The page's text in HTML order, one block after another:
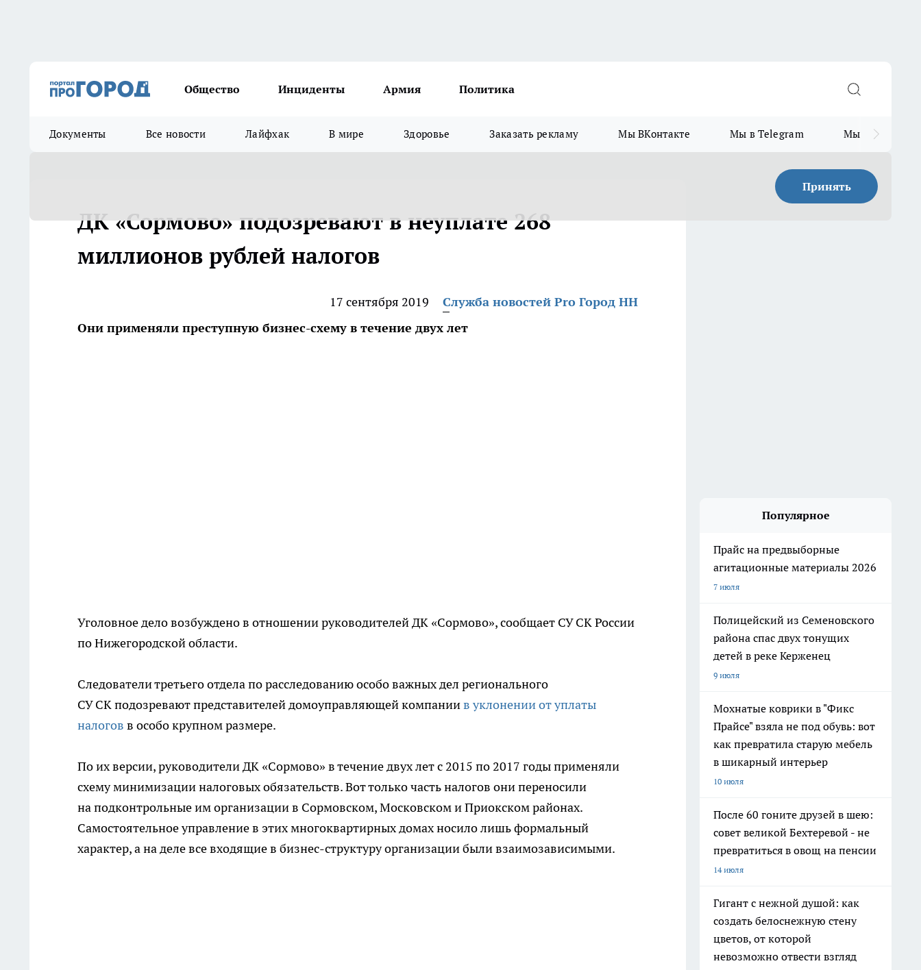
Общество Инциденты Армия Политика
Документы Все новости Лайфхак В мире Здоровье Заказать рекламу Мы ВКонтакте Мы в Telegram Мы в MAX
Принять
ДК «Сормово» подозревают в неуплате 268
миллионов рублей налогов
17 сентября 2019
Служба новостей Pro Город НН
Они применяли преступную бизнес-схему в течение двух лет
Уголовное дело возбуждено в отношении руководителей ДК «Сормово», сообщает СУ СК России
по Нижегородской области.
Следователи третьего отдела по расследованию особо важных дел регионального
СУ СК подозревают представителей домоуправляющей компаниив уклонении от уплаты
налогов в особо крупном размере.
По их версии, руководители ДК «Сормово» в течение двух лет с 2015 по 2017 годы применяли
схему минимизации налоговых обязательств. Вот только часть налогов они переносили
на подконтрольные им организации в Сормовском, Московском и Приокском районах.
Самостоятельное управление в этих многоквартирных домах носило лишь формальный
характер, а на деле все входящие в бизнес-структуру организации были взаимозависимыми.
Популярное
Прайс на предвыборные
агитационные материалы 2026
7 июля
Полицейский из Семеновского
района спас двух тонущих
детей в реке Керженец
9 июля
Мохнатые коврики в "Фикс
Прайсе" взяла не под обувь: вот
как превратила старую мебель
в шикарный интерьер
10 июля
После 60 гоните друзей в шею:
совет великой Бехтеревой - не
превратиться в овощ на пенсии
14 июля
Гигант с нежной душой: как
создать белоснежную стену
цветов, от которой
невозможно отвести взгляд